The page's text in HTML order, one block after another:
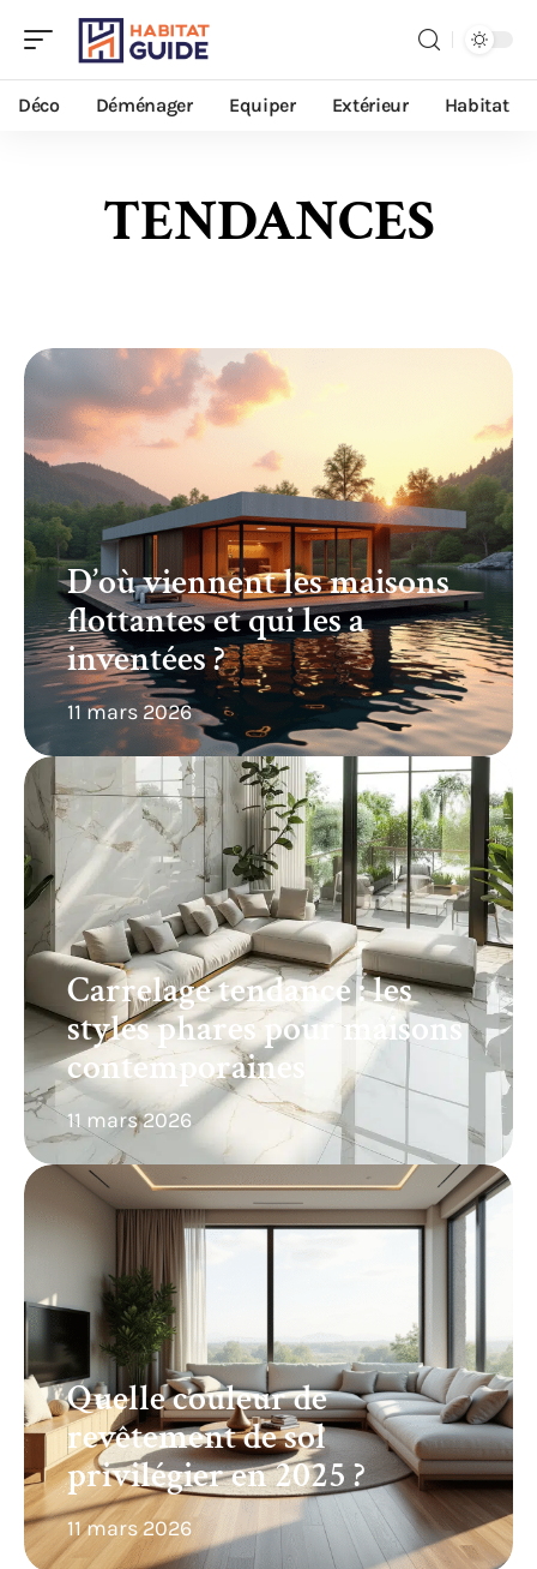
Déco Déménager Equiper Extérieur Habitat
TENDANCES
D’où viennent les maisons
flottantes et qui les a
inventées ?
11 mars 2026
Carrelage tendance : les
styles phares pour maisons
contemporaines
11 mars 2026
Quelle couleur de
revêtement de sol
privilégier en 2025 ?
11 mars 2026